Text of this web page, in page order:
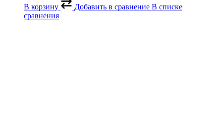
В корзину Добавить в сравнение В списке
сравнения